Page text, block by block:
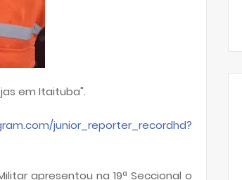
em Itaituba".
junior_reporter_recordhd?
apresentou na 19ª Seccional o